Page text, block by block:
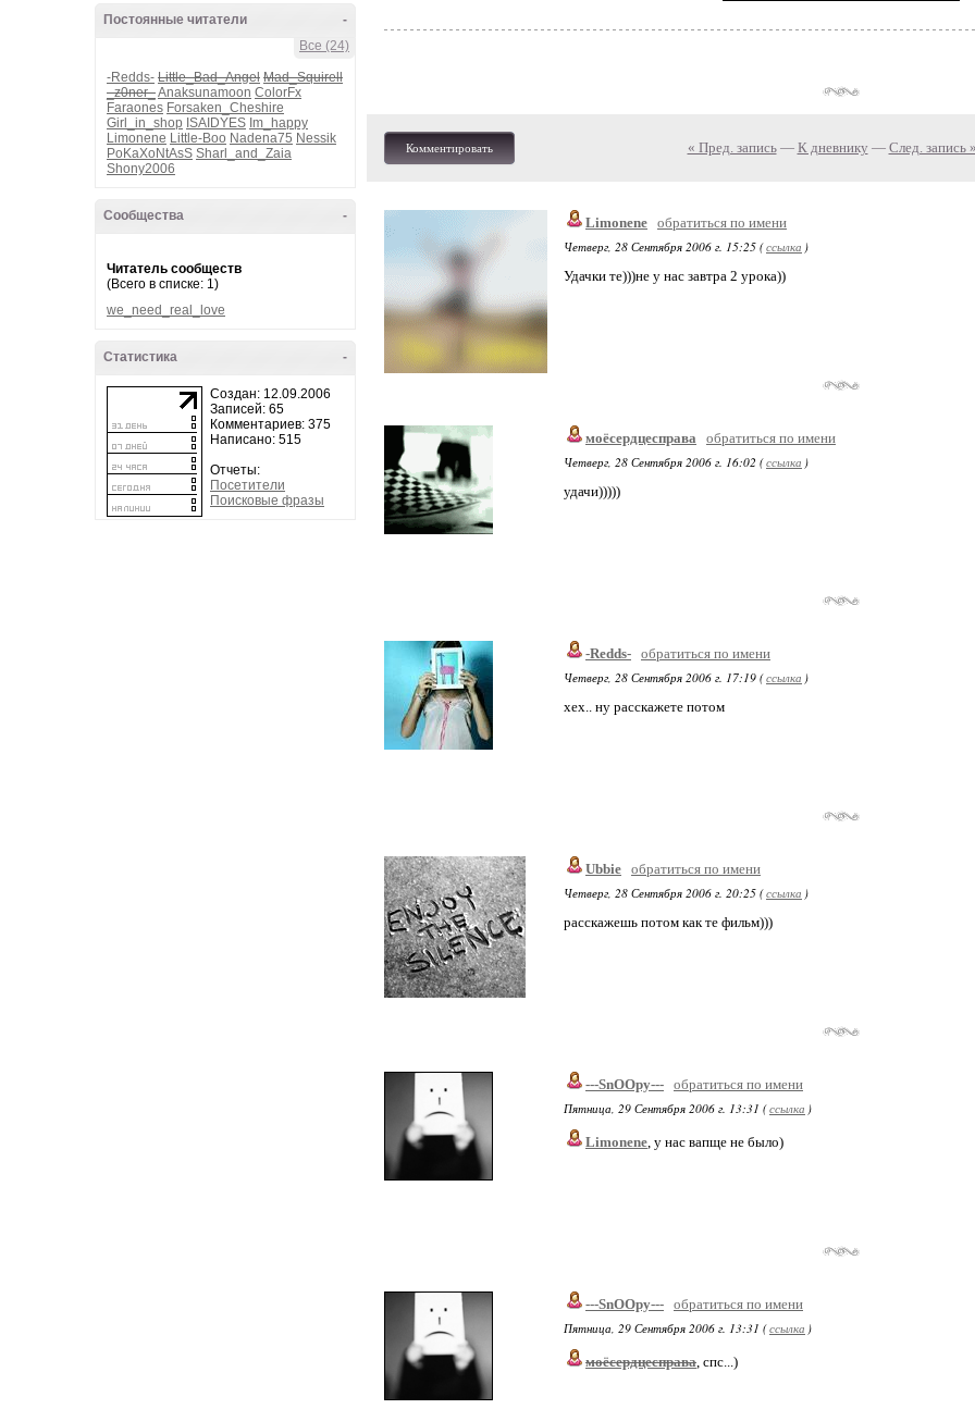
-
Постоянные читатели
Все (24)
-Redds- Little_Bad_Angel Mad_Squirell
_z0ner_Anaksunamoon ColorFx
Faraones Forsaken_Cheshire
Girl_in_shop ISAIDYES Im_happy
Limonene Little-Boo Nadena75 Nessik
PoKaXoNtAsS Sharl_and_Zaia
Shony2006
-
Сообщества
Читатель сообществ
(Всего в списке: 1)
we_need_real_love
-
Статистика
Создан: 12.09.2006
Записей: 65
Комментариев: 375
Написано: 515
Отчеты:
Посетители
Поисковые фразы
Комментировать « Пред. запись— К дневнику — След. запись »
Limonene обратиться по имени
Четверг, 28 Сентября 2006 г. 15:25 (ссылка )
Удачки те)))не у нас завтра 2 урока))
моёсердцесправа
обратиться по имени
Четверг, 28 Сентября 2006 г. 16:02 (ссылка )
удачи)))))
-Redds- обратиться по имени
Четверг, 28 Сентября 2006 г. 17:19 (ссылка )
хех.. ну расскажете потом
Ubbie обратиться по имени
Четверг, 28 Сентября 2006 г. 20:25 (ссылка )
расскажешь потом как те фильм)))
---SnOOpy--- обратиться по имени
Пятница, 29 Сентября 2006 г. 13:31 (ссылка )
Limonene, у нас вапще не было)
---SnOOpy--- обратиться по имени
Пятница, 29 Сентября 2006 г. 13:31 (ссылка )
моёсердцесправа, спс...)